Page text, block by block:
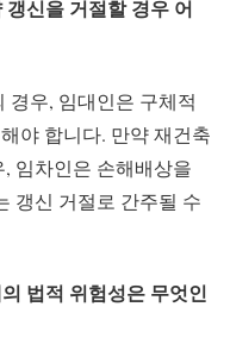
신을 거절할 경우 어
경우, 임대인은 구체적
야 합니다. 만약 재건축
임차인은 손해배상을
갱신 거절로 간주될 수
법적 위험성은 무엇인